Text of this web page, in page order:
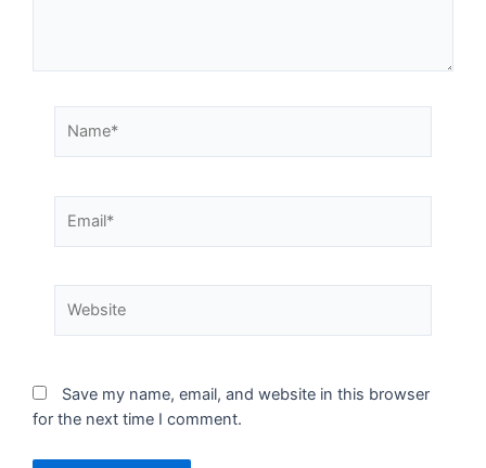
Save my name, email, and website in this browser
for the next time I comment.